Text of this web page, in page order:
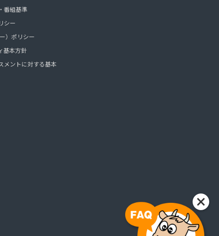
番組基準
シー
）ポリシー
基本方針
メントに対する基本